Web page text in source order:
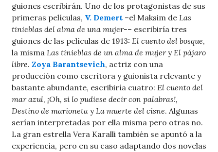
guiones escribirán. Uno de los protagonistas de sus
primeras películas, V. Demert –el Maksim de Las
tinieblas del alma de una mujer-– escribiría tres
guiones de las películas de 1913: El cuento del bosque,
la misma Las tinieblas de un alma de mujeryEl pájaro
libre. Zoya Barantsevich, actriz con una
producción como escritora y guionista relevante y
bastante abundante, escribiría cuatro: El cuento del
mar azul, ¡Oh, si lo pudiese decir con palabras!,
Destino de marioneta yLa muerte del cisne. Algunas
serían interpretadas por ella misma pero otras no.
La gran estrella Vera Karalli también se apuntó a la
experiencia, pero en su caso adaptando dos novelas